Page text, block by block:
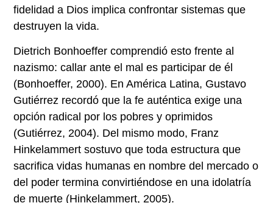
fidelidad a Dios implica confrontar sistemas que
destruyen la vida.
Dietrich Bonhoeffer comprendió esto frente al
nazismo: callar ante el mal es participar de él
(Bonhoeffer, 2000). En América Latina, Gustavo
Gutiérrez recordó que la fe auténtica exige una
opción radical por los pobres y oprimidos
(Gutiérrez, 2004). Del mismo modo, Franz
Hinkelammert sostuvo que toda estructura que
sacrifica vidas humanas en nombre del mercado o
del poder termina convirtiéndose en una idolatría
de muerte (Hinkelammert, 2005).